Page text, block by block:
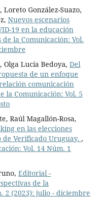
González-Suazo,
Nuevos escenarios
19 en la educación
de la Comunicación: Vol.
Olga Lucía Bedoya, Del
de un enfoque
comunicación
la Comunicación: Vol. 5
Raúl Magallón-Rosa,
en las elecciones
de Verificado Uruguay. ,
Vol. 14 Núm. 1
Editorial -
de la
2 (2023): julio - diciembre